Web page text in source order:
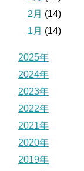
2月 (14)
1月 (14)
2025年
2024年
2023年
2022年
2021年
2020年
2019年